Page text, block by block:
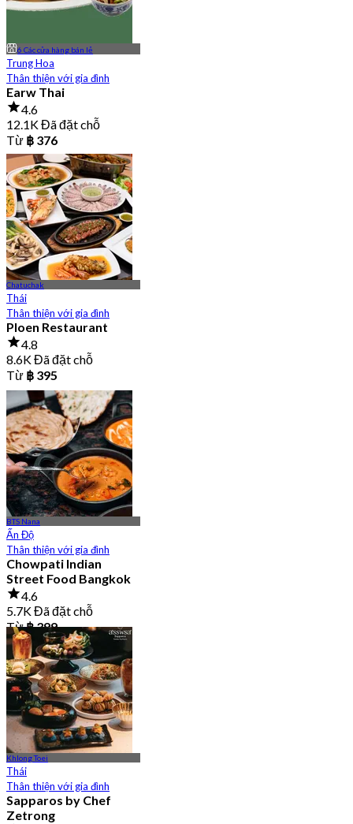
6 Các cửa hàng bán lẻ
Trung Hoa
Thân thiện với gia đình
Earw Thai
4.6
12.1K Đã đặt chỗ
Từ ฿ 376
Chatuchak
Thái
Thân thiện với gia đình
Ploen Restaurant
4.8
8.6K Đã đặt chỗ
Từ ฿ 395
BTS Nana
Ấn Độ
Thân thiện với gia đình
Chowpati Indian
Street Food Bangkok
4.6
5.7K Đã đặt chỗ
Từ฿ 399
Khlong Toei
Thái
Thân thiện với gia đình
Sapparos by Chef
Zetrong